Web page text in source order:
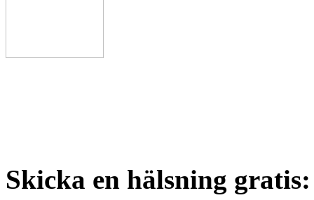
Skicka en hälsning gratis: